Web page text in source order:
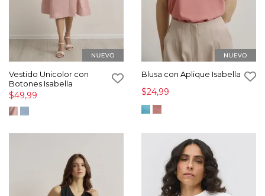
Vestido Unicolor con
Botones Isabella
$49,99
Blusa con Aplique Isabella
$24,99